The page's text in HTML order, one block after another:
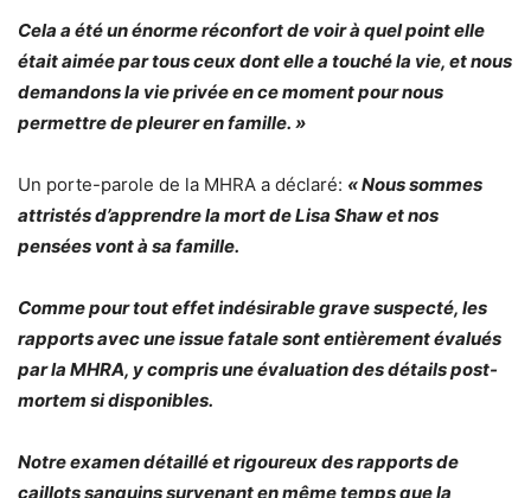
Cela a été un énorme réconfort de voir à quel point elle
était aimée par tous ceux dont elle a touché la vie, et nous
demandons la vie privée en ce moment pour nous
permettre de pleurer en famille. »
Un porte-parole de la MHRA a déclaré: « Nous sommes
attristés d’apprendre la mort de Lisa Shaw et nos
pensées vont à sa famille.
Comme pour tout effet indésirable grave suspecté, les
rapports avec une issue fatale sont entièrement évalués
par la MHRA, y compris une évaluation des détails post-
mortem si disponibles.
Notre examen détaillé et rigoureux des rapports de
caillots sanguins survenant en même temps que la